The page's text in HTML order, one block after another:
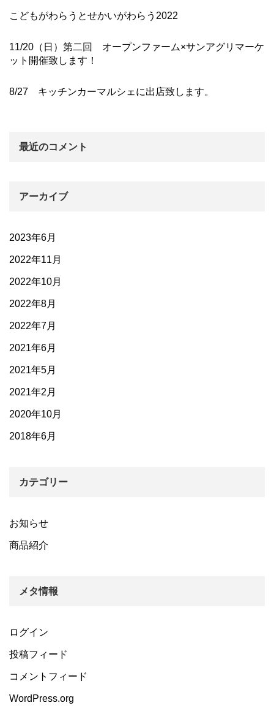
こどもがわらうとせかいがわらう2022
11/20（日）第二回 オープンファーム×サンアグリマーケ
ット開催致します！
8/27 キッチンカーマルシェに出店致します。
最近のコメント
アーカイブ
2023年6月
2022年11月
2022年10月
2022年8月
2022年7月
2021年6月
2021年5月
2021年2月
2020年10月
2018年6月
カテゴリー
お知らせ
商品紹介
メタ情報
ログイン
投稿フィード
コメントフィード
WordPress.org